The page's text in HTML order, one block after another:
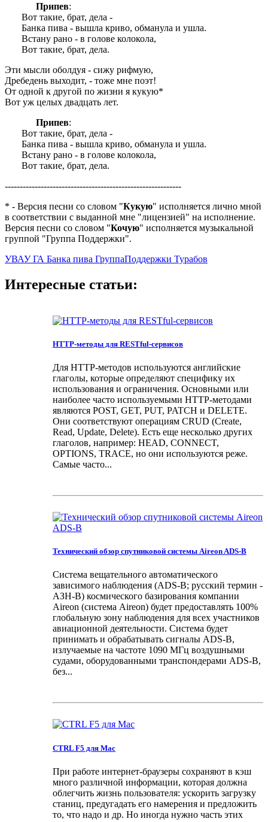
Припев:
Вот такие, брат, дела -
Банка пива - вышла криво, обманула и ушла.
Встану рано - в голове колокола,
Вот такие, брат, дела.
Эти мысли оболдуя - сижу рифмую,
Дребедень выходит, - тоже мне поэт!
От одной к другой по жизни я кукую*
Вот уж целых двадцать лет.
Припев:
Вот такие, брат, дела -
Банка пива - вышла криво, обманула и ушла.
Встану рано - в голове колокола,
Вот такие, брат, дела.
-----------------------------------------------------------
* - Версия песни со словом "Кукую" исполняется лично мной
в соответствии с выданной мне "лицензией" на исполнение.
Версия песни со словом "Кочую" исполняется музыкальной
группой "Группа Поддержки".
УВАУ ГА Банка пива ГруппаПоддержки Турабов
Интересные статьи:
HTTP-методы для RESTful-сервисов
Для HTTP-методов используются английские
глаголы, которые определяют специфику их
использования и ограничения. Основными или
наиболее часто используемыми HTTP-методами
являются POST, GET, PUT, PATCH и DELETE.
Они соответствуют операциям CRUD (Create,
Read, Update, Delete). Есть еще несколько других
глаголов, например: HEAD, CONNECT,
OPTIONS, TRACE, но они используются реже.
Самые часто...
Технический обзор спутниковой системы Aireon ADS-B
Система вещательного автоматического
зависимого наблюдения (ADS-B; русский термин -
АЗН-В) космического базирования компании
Aireon (система Aireon) будет предоставлять 100%
глобальную зону наблюдения для всех участников
авиационной деятельности. Система будет
принимать и обрабатывать сигналы ADS-B,
излучаемые на частоте 1090 МГц воздушными
судами, оборудованными транспондерами ADS-B,
без...
CTRL F5 для Mac
При работе интернет-браузеры сохраняют в кэш
много различной информации, которая должна
облегчить жизнь пользователя: ускорить загрузку
станиц, предугадать его намерения и предложить
то, что надо и др. Но иногда нужно часть этих